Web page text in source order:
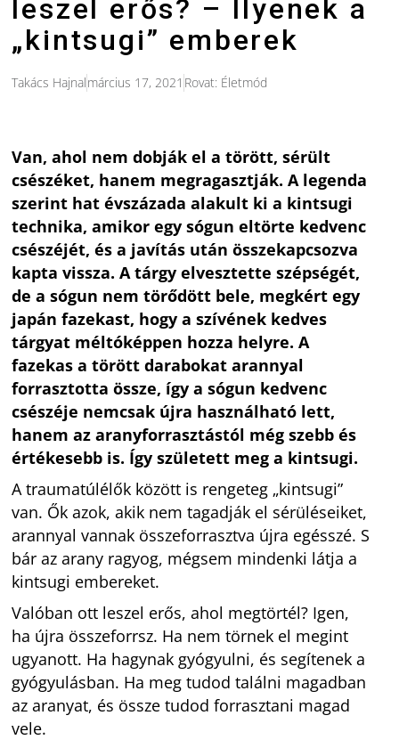
leszel erős? – Ilyenek a
„kintsugi” emberek
Takács Hajnalmárcius 17, 2021 Rovat: Életmód
Van, ahol nem dobják el a törött, sérült
csészéket, hanem megragasztják. A legenda
szerint hat évszázada alakult ki a kintsugi
technika, amikor egy sógun eltörte kedvenc
csészéjét, és a javítás után összekapcsozva
kapta vissza. A tárgy elvesztette szépségét,
de a sógun nem törődött bele, megkért egy
japán fazekast, hogy a szívének kedves
tárgyat méltóképpen hozza helyre. A
fazekas a törött darabokat arannyal
forrasztotta össze, így a sógun kedvenc
csészéje nemcsak újra használható lett,
hanem az aranyforrasztástól még szebb és
értékesebb is. Így született meg a kintsugi.
A traumatúlélők között is rengeteg „kintsugi”
van. Ők azok, akik nem tagadják el sérüléseiket,
arannyal vannak összeforrasztva újra egésszé. S
bár az arany ragyog, mégsem mindenki látja a
kintsugi embereket.
Valóban ott leszel erős, ahol megtörtél? Igen,
ha újra összeforrsz. Ha nem törnek el megint
ugyanott. Ha hagynak gyógyulni, és segítenek a
gyógyulásban. Ha meg tudod találni magadban
az aranyat, és össze tudod forrasztani magad
vele.